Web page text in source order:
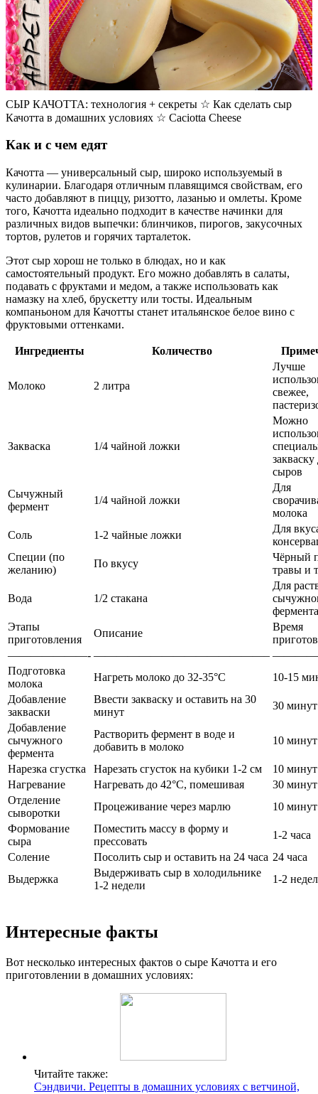
СЫР КАЧОТТА: технология + секреты ☆ Как сделать сыр
Качотта в домашних условиях ☆ Caciotta Cheese
Как и с чем едят
Качотта — универсальный сыр, широко используемый в
кулинарии. Благодаря отличным плавящимся свойствам, его
часто добавляют в пиццу, ризотто, лазанью и омлеты. Кроме
того, Качотта идеально подходит в качестве начинки для
различных видов выпечки: блинчиков, пирогов, закусочных
тортов, рулетов и горячих тарталеток.
Этот сыр хорош не только в блюдах, но и как
самостоятельный продукт. Его можно добавлять в салаты,
подавать с фруктами и медом, а также использовать как
намазку на хлеб, брускетту или тосты. Идеальным
компаньоном для Качотты станет итальянское белое вино с
фруктовыми оттенками.
Ингредиенты Количество
Молоко 2 литра
Лучше
свежее,
Закваска 1/4 чайной ложки
Можно
закваску
сыров
Сычужный
фермент
1/4 чайной ложки
Для
молока
Соль
1-2 чайные ложки
Для
Специи (по
желанию)
По вкусу
Чёрный
травы и
Вода 1/2 стакана
Для
фермента
Этапы
приготовления
Описание
Время
———————- ———————————————–
Подготовка
молока
Нагреть молоко до 32-35°C
10-15
Добавление
закваски
Ввести закваску и оставить на 30
минут
30 минут
Добавление
сычужного
фермента
Растворить фермент в воде и
добавить в молоко
10 минут
Нарезка сгустка Нарезать сгусток на кубики 1-2 см
10 минут
Нагревание
Нагревать до 42°C, помешивая
30 минут
Отделение
сыворотки
Процеживание через марлю
10 минут
Формование
сыра
Поместить массу в форму и
прессовать
1-2 часа
Соление
Посолить сыр и оставить на 24 часа 24 часа
Выдержка
Выдерживать сыр в холодильнике
1-2 недели
1-2
Интересные факты
Вот несколько интересных фактов о сыре Качотта и его
приготовлении в домашних условиях:
Читайте также:
Сэндвичи. Рецепты в домашних условиях с ветчиной,